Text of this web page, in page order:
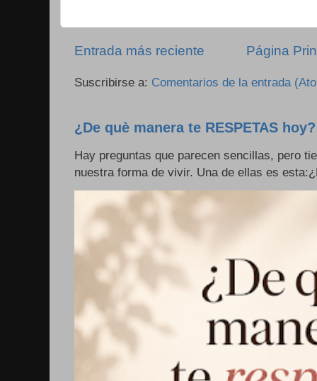
Entrada más reciente Página
Suscribirse a: Comentarios de la entrada
¿De què manera te RESPETAS hoy?
Hay preguntas que parecen sencillas, pero
nuestra forma de vivir. Una de ellas es